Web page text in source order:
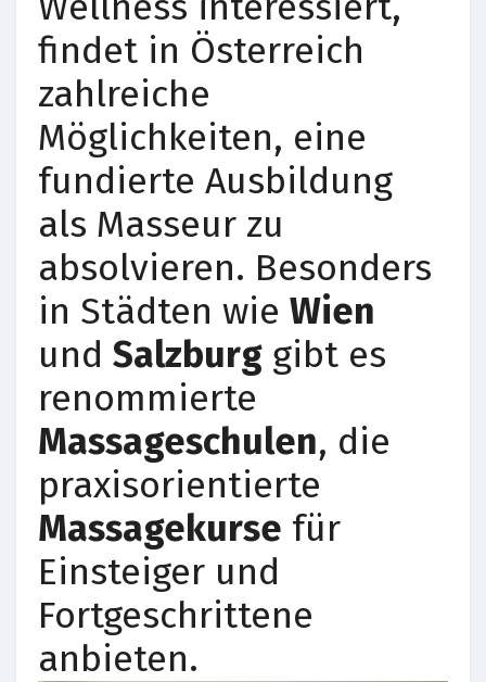
findet in Österreich
zahlreiche
Möglichkeiten, eine
fundierte Ausbildung
als Masseur zu
absolvieren. Besonders
in Städten wie Wien
und Salzburg gibt es
renommierte
Massageschulen, die
praxisorientierte
Massagekurse für
Einsteiger und
Fortgeschrittene
anbieten.